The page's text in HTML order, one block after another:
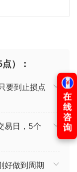
）：
要到止损点
易日，5个
好做到周期